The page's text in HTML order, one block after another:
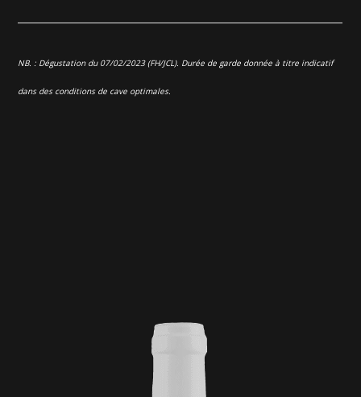
NB. : Dégustation du 07/02/2023 (FH/JCL). Durée de garde donnée à titre indicatif
dans des conditions de cave optimales.